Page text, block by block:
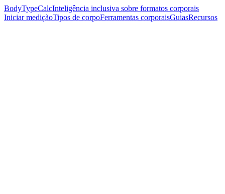
BodyTypeCalcInteligência inclusiva sobre formatos corporais
Iniciar mediçãoTipos de corpoFerramentas corporaisGuiasRecursos